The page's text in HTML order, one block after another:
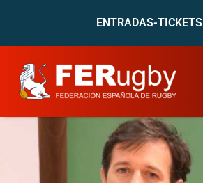
ENTRADAS-TICKETS